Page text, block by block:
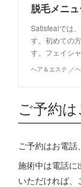
脱毛メニ
Satisfealでは
す。初めての
す。フェイシ
ヘア＆エステ ／
ご予約
ご予約はお電話
施術中は電話に
いただければ、